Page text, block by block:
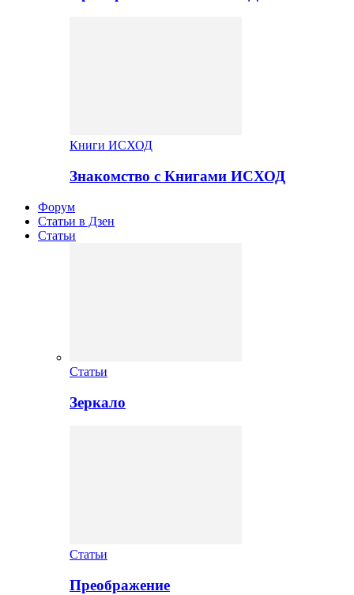
Книги ИСХОД
Знакомство с Книгами ИСХОД
Форум
Статьи в Дзен
Статьи
Статьи
Зеркало
Статьи
Преображение